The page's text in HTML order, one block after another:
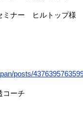
ミナー ヒルトップ様
posts/
コーチ